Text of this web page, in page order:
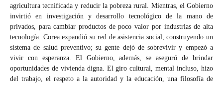
agricultura tecnificada y reducir la pobreza rural. Mientras, el Gobierno
invirtió en investigación y desarrollo tecnológico de la mano de
privados, para cambiar productos de poco valor por industrias de alta
tecnología. Corea expandió su red de asistencia social, construyendo un
sistema de salud preventivo; su gente dejó de sobrevivir y empezó a
vivir con esperanza. El Gobierno, además, se aseguró de brindar
oportunidades de vivienda digna. El giro cultural, mental incluso, hizo
del trabajo, el respeto a la autoridad y la educación, una filosofía de